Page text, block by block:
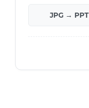
JPG → PPT